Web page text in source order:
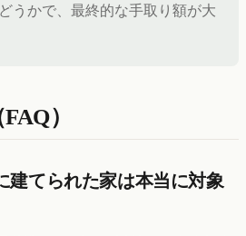
うかで、最終的な手取り額が大
）
建てられた家は本当に対象